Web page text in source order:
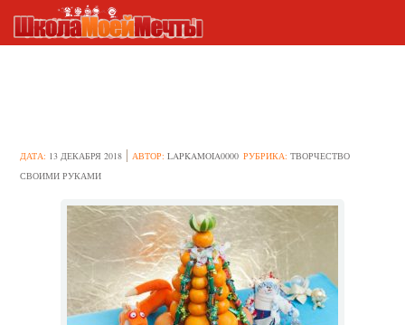
ДАТА: 13 ДЕКАБРЯ 2018 АВТОР:LAPKAMOIA0000 РУБРИКА:ТВОРЧЕСТВО
СВОИМИ РУКАМИ